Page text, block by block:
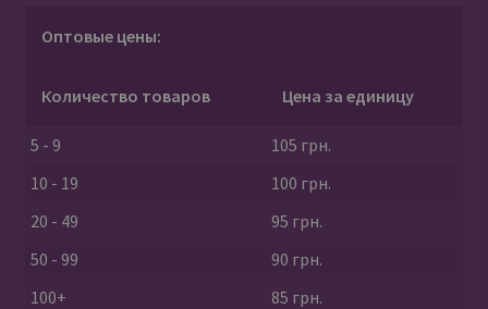
а
е
л
Оригинал
Оптовые цены:
Количество товаров Цена за единицу
5 - 9 105 грн.
10 - 19
100 грн.
20 - 49
95 грн.
50 - 99
90 грн.
100+
85 грн.